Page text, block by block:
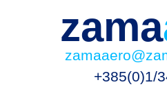
zama
+385(0)1/